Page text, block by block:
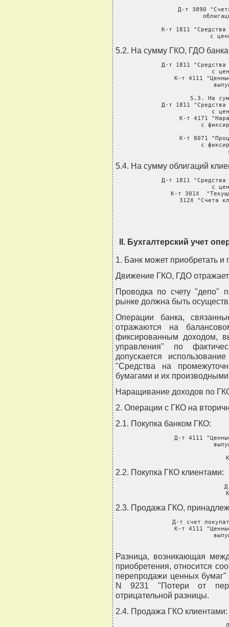
Д-т 3890
К-т 1811 "Средства
с
5.2. На сумму ГКО, ГДО
Д-т 1811 "Средства
с
К-т 4111
5.3. На
Д-т 1811 "Средства
с
К-т 4171
с
К-т 8071
с
5.4. На сумму облигаций
Д-т 1811 "Средства
с
К-т 301Х
312Х "Счета
II. Бухгалтерский учет
1. Банк может приобретать
Движение ГКО, ГДО
Проводка по счету "депо"
рынке должна быть
Операции банка,
отражаются на
фиксированным доходом,
управления" по
допускается
"Средства на
бумагами и их
Наращивание доходов по
2. Операции с ГКО на
2.1. Покупка банком ГКО:
Д-т 4111
2.2. Покупка ГКО клиентами:
2.3. Продажа ГКО,
Д-т счет
К-т 4111
Разница, возникающая
приобретения, относится
перепродажи ценных
N 9231 "Потери от
отрицательной разницы.
2.4. Продажа ГКО клиентами: